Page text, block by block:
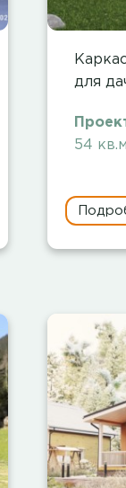
для
54 кв.м